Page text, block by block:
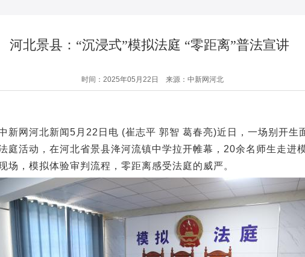
河北景县：“沉浸式”模拟法庭 “零距离”普法宣讲
时间：2025年05月22日 来源：中新网河北
网河北新闻5月22日电 (崔志平 郭智 葛春亮)近日，一场别开生
庭活动，在河北省景县洚河流镇中学拉开帷幕，20余名师生走进
场，模拟体验审判流程，零距离感受法庭的威严。